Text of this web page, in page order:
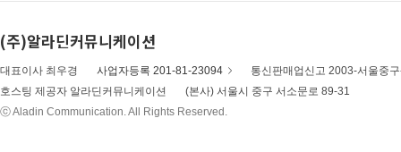
(주)알라딘커뮤니케이션
대표이사 최우경 사업자등록 201-81-23094
통신판매업신고 2003-서울중
호스팅 제공자 알라딘커뮤니케이션
(본사) 서울시 중구 서소문로 89-31
ⓒ Aladin Communication. All Rights Reserved.